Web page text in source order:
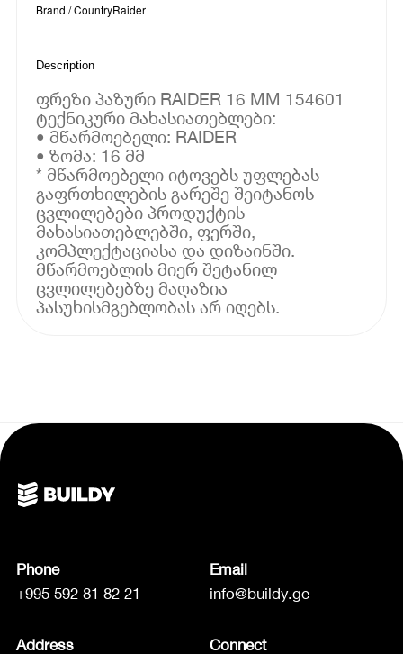
Brand / CountryRaider
Description
ფრეზი პაზური RAIDER 16 MM 154601
ტექნიკური მახასიათებლები:
• მწარმოებელი: RAIDER
• ზომა: 16 მმ
* მწარმოებელი იტოვებს უფლებას
გაფრთხილების გარეშე შეიტანოს
ცვლილებები პროდუქტის
მახასიათებლებში, ფერში,
კომპლექტაციასა და დიზაინში.
მწარმოებლის მიერ შეტანილ
ცვლილებებზე მაღაზია
პასუხისმგებლობას არ იღებს.
Phone
+995 592 81 82 21
Email
info@buildy.ge
Address Connect